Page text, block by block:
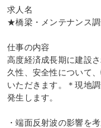
求人名
★橋梁・メンテナンス調
仕事の内容
高度経済成長期に建設
久性、安全性について
いただきます。＊現地
発生します。
・端面反射波の影響を